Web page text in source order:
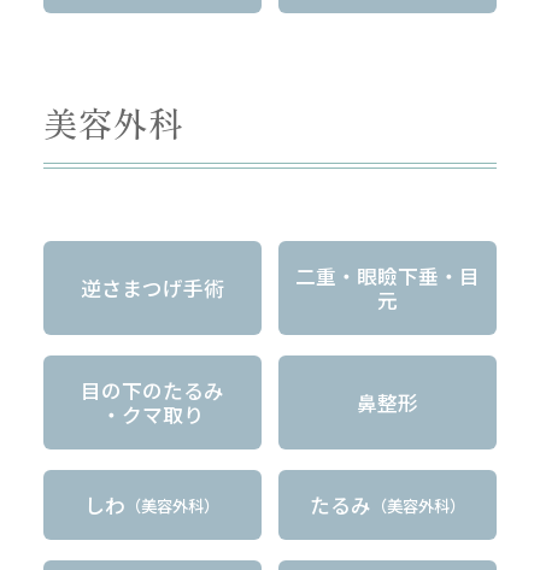
美容外科
逆さまつげ手術
二重・眼瞼下垂・目
元
目の下のたるみ
・クマ取り
鼻整形
しわ （美容外科） たるみ （美容外科）